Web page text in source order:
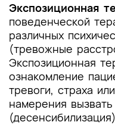
Экспозиционная
поведенческой
различных
(тревожные
Экспозиционная
ознакомление
тревоги, страха
намерения